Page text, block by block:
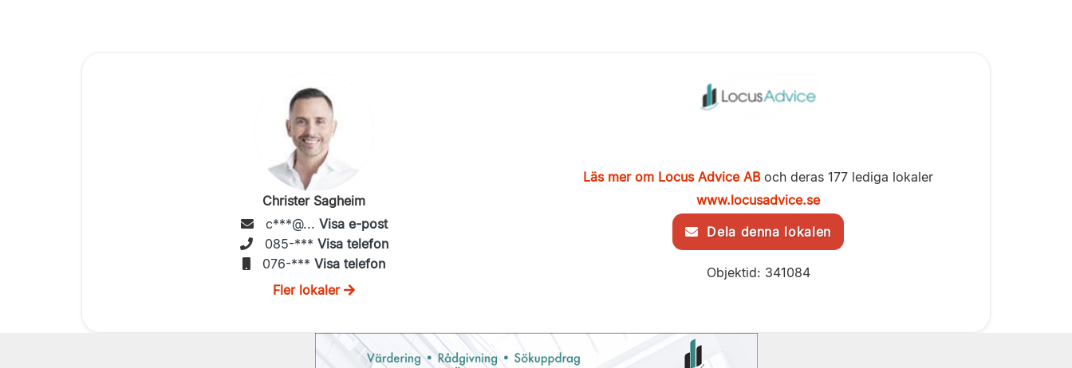
Christer Sagheim
c***@... Visa e-post
085-*** Visa telefon
076-*** Visa telefon
Fler lokaler
Läs mer om Locus Advice ABoch deras 177 lediga lokaler
www.locusadvice.se
Dela denna lokalen
Objektid: 341084